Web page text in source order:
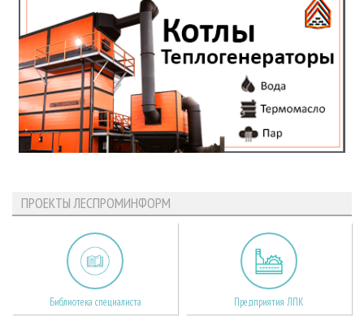
ПРОЕКТЫ ЛЕСПРОМИНФОРМ
Библиотека специалиста Предприятия ЛПК